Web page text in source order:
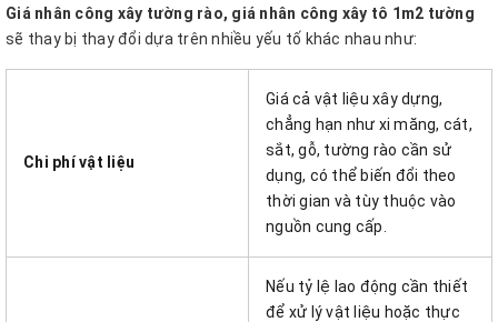
Giá nhân công xây tường rào, giá nhân công xây tô 1m2 tường
sẽ thay bị thay đổi dựa trên nhiều yếu tố khác nhau như:
Chi phí vật liệu
Giá cả vật liệu xây dựng,
chẳng hạn như xi măng, cát,
sắt, gỗ, tường rào cần sử
dụng, có thể biến đổi theo
thời gian và tùy thuộc vào
nguồn cung cấp.
Nếu tỷ lệ lao động cần thiết
để xử lý vật liệu hoặc thực